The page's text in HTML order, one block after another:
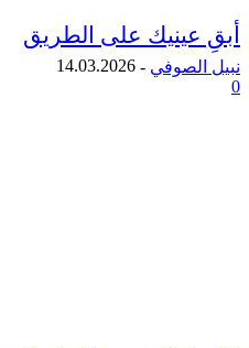
على الطريق
-
14.03.2026